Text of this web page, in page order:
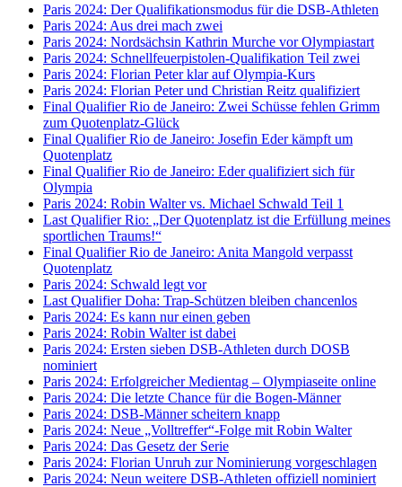
Paris 2024: Der Qualifikationsmodus für die DSB-Athleten
Paris 2024: Aus drei mach zwei
Paris 2024: Nordsächsin Kathrin Murche vor Olympiastart
Paris 2024: Schnellfeuerpistolen-Qualifikation Teil zwei
Paris 2024: Florian Peter klar auf Olympia-Kurs
Paris 2024: Florian Peter und Christian Reitz qualifiziert
Final Qualifier Rio de Janeiro: Zwei Schüsse fehlen Grimm
zum Quotenplatz-Glück
Final Qualifier Rio de Janeiro: Josefin Eder kämpft um
Quotenplatz
Final Qualifier Rio de Janeiro: Eder qualifiziert sich für
Olympia
Paris 2024: Robin Walter vs. Michael Schwald Teil 1
Last Qualifier Rio: „Der Quotenplatz ist die Erfüllung meines
sportlichen Traums!“
Final Qualifier Rio de Janeiro: Anita Mangold verpasst
Quotenplatz
Paris 2024: Schwald legt vor
Last Qualifier Doha: Trap-Schützen bleiben chancenlos
Paris 2024: Es kann nur einen geben
Paris 2024: Robin Walter ist dabei
Paris 2024: Ersten sieben DSB-Athleten durch DOSB
nominiert
Paris 2024: Erfolgreicher Medientag – Olympiaseite online
Paris 2024: Die letzte Chance für die Bogen-Männer
Paris 2024: DSB-Männer scheitern knapp
Paris 2024: Neue „Volltreffer“-Folge mit Robin Walter
Paris 2024: Das Gesetz der Serie
Paris 2024: Florian Unruh zur Nominierung vorgeschlagen
Paris 2024: Neun weitere DSB-Athleten offiziell nominiert